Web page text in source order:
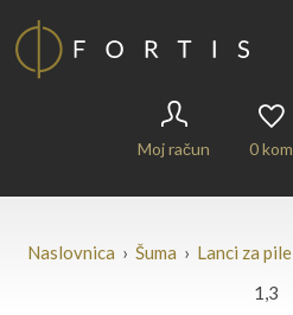
Moj račun 0kom
Naslovnica › Šuma › Lanci za pile
1,3